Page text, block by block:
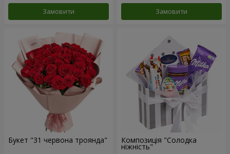
Замовити Замовити
Букет "31 червона троянда" Композиція "Солодка
ніжність"